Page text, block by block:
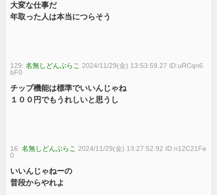
大変な仕事だ
年取った人は本当につらそう
129:名無しどんぶらこ 2024/11/29(金) 13:53:59.27 ID:uRCqn6
bF0
チップ機能は標準でいいんじゃね
１００円でもうれしいと思うし
16:名無しどんぶらこ 2024/11/29(金) 13:27:52.92 ID:n12C21Fe
0
いいんじゃねーの
普段からやれよ